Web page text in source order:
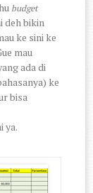
budget
deh bikin
ke sini ke
mau
ada di
ke
bisa
ya.